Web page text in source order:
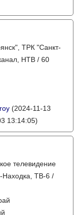
ТРК "Санкт-
НТВ / 60
(2024-11-13
13:14:05)
телевидение
ТВ-6 /